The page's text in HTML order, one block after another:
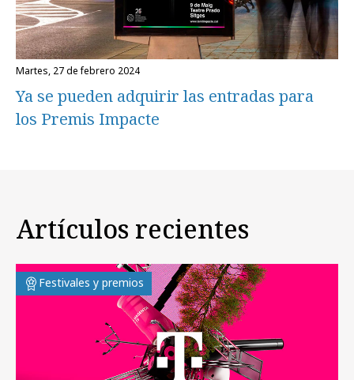
martes, 27 de febrero 2024
Ya se pueden adquirir las entradas para
los Premis Impacte
Artículos recientes
Festivales y premios